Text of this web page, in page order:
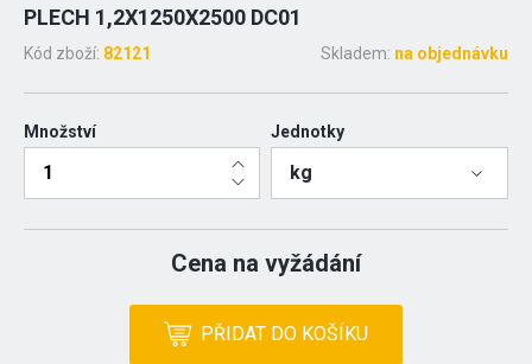
PLECH 1,2X1250X2500 DC01
Kód zboží: 82121 Skladem: na objednávku
Množství Jednotky
kg
Cena na vyžádání
PŘIDAT DO KOŠÍKU